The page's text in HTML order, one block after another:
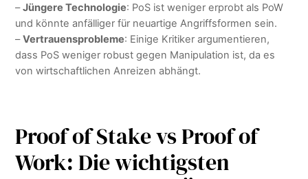
–Jüngere Technologie: PoS ist weniger erprobt als PoW
und könnte anfälliger für neuartige Angriffsformen sein.
–Vertrauensprobleme: Einige Kritiker argumentieren,
dass PoS weniger robust gegen Manipulation ist, da es
von wirtschaftlichen Anreizen abhängt.
Proof of Stake vs Proof of
Work: Die wichtigsten